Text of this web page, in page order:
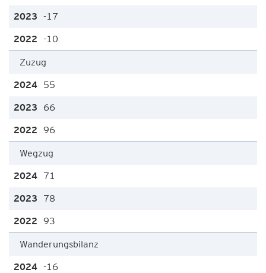
-17
-10
Zuzug
55
66
96
Wegzug
71
78
93
Wanderungsbilanz
-16